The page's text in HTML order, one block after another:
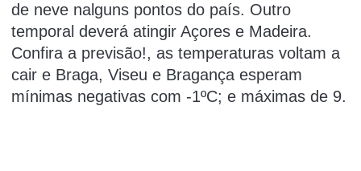
de neve nalguns pontos do país. Outro
temporal deverá atingir Açores e Madeira.
Confira a previsão!, as temperaturas voltam a
cair e Braga, Viseu e Bragança esperam
mínimas negativas com -1ºC; e máximas de 9.